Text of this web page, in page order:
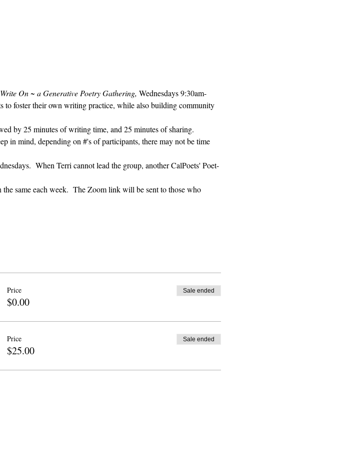
Write On ~ a Generative Poetry Gathering, Wednesdays 9:30am-
to foster their own writing practice, while also building community
by 25 minutes of writing time, and 25 minutes of sharing.
in mind, depending on #'s of participants, there may not be time
When Terri cannot lead the group, another CalPoets' Poet-
same each week.  The Zoom link will be sent to those who
Price
$0.00
Sale ended
Price
$25.00
Sale ended